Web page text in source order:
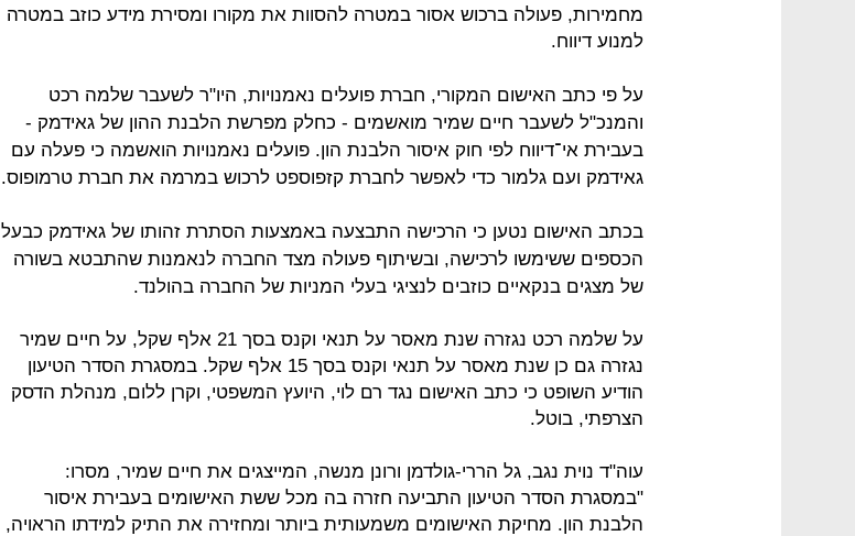
מחמירות, פעולה ברכוש אסור במטרה להסוות את מקורו ומסירת מידע כוזב במטרה
למנוע דיווח.
על פי כתב האישום המקורי, חברת פועלים נאמנויות, היו"ר לשעבר שלמה רכט
והמנכ"ל לשעבר חיים שמיר מואשמים - כחלק מפרשת הלבנת ההון של גאידמק -
בעבירת אי־דיווח לפי חוק איסור הלבנת הון. פועלים נאמנויות הואשמה כי פעלה עם
גאידמק ועם גלמור כדי לאפשר לחברת קזפוספט לרכוש במרמה את חברת טרמופוס.
בכתב האישום נטען כי הרכישה התבצעה באמצעות הסתרת זהותו של גאידמק כבעל
הכספים ששימשו לרכישה, ובשיתוף פעולה מצד החברה לנאמנות שהתבטא בשורה
של מצגים בנקאיים כוזבים לנציגי בעלי המניות של החברה בהולנד.
על שלמה רכט נגזרה שנת מאסר על תנאי וקנס בסך 21 אלף שקל, על חיים שמיר
נגזרה גם כן שנת מאסר על תנאי וקנס בסך 15 אלף שקל. במסגרת הסדר הטיעון
הודיע השופט כי כתב האישום נגד רם לוי, היועץ המשפטי, וקרן ללום, מנהלת הדסק
הצרפתי, בוטל.
עוה"ד נוית נגב, גל הררי-גולדמן ורונן מנשה, המייצגים את חיים שמיר, מסרו:
"במסגרת הסדר הטיעון התביעה חזרה בה מכל ששת האישומים בעבירת איסור
הלבנת הון. מחיקת האישומים משמעותית ביותר ומחזירה את התיק למידתו הראויה,